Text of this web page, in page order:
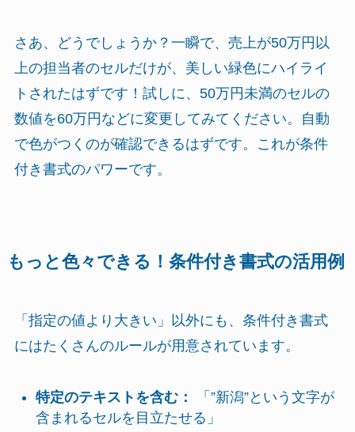
さあ、どうでしょうか？一瞬で、売上が50万円以
上の担当者のセルだけが、美しい緑色にハイライ
トされたはずです！試しに、50万円未満のセルの
数値を60万円などに変更してみてください。自動
で色がつくのが確認できるはずです。これが条件
付き書式のパワーです。
もっと色々できる！条件付き書式の活用例
「指定の値より大きい」以外にも、条件付き書式
にはたくさんのルールが用意されています。
特定のテキストを含む：
「”新潟”という文字が
含まれるセルを目立たせる」